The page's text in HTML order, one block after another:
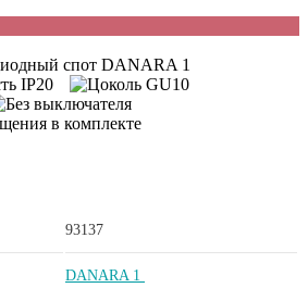
93137
DANARA 1